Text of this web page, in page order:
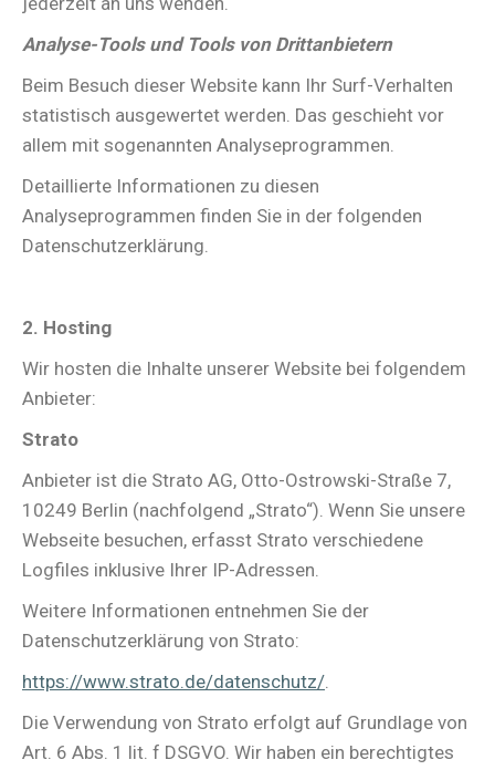
Analyse-Tools und Tools von Drittanbietern
Beim Besuch dieser Website kann Ihr Surf-Verhalten
statistisch ausgewertet werden. Das geschieht vor
allem mit sogenannten Analyseprogrammen.
Detaillierte Informationen zu diesen
Analyseprogrammen finden Sie in der folgenden
Datenschutzerklärung.
2. Hosting
Wir hosten die Inhalte unserer Website bei folgendem
Anbieter:
Strato
Anbieter ist die Strato AG, Otto-Ostrowski-Straße 7,
10249 Berlin (nachfolgend „Strato“). Wenn Sie unsere
Webseite besuchen, erfasst Strato verschiedene
Logfiles inklusive Ihrer IP-Adressen.
Weitere Informationen entnehmen Sie der
Datenschutzerklärung von Strato:
https://www.strato.de/datenschutz/.
Die Verwendung von Strato erfolgt auf Grundlage von
Art. 6 Abs. 1 lit. f DSGVO. Wir haben ein berechtigtes